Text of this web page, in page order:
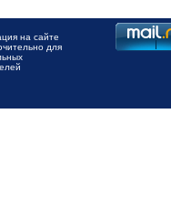
на сайте
для